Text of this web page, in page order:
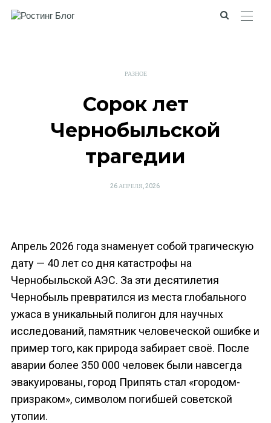
РАЗНОЕ
Сорок лет
Чернобыльской
трагедии
POSTED
26 АПРЕЛЯ, 2026
Апрель 2026 года знаменует собой трагическую
дату — 40 лет со дня катастрофы на
Чернобыльской АЭС. За эти десятилетия
Чернобыль превратился из места глобального
ужаса в уникальный полигон для научных
исследований, памятник человеческой ошибке и
пример того, как природа забирает своё. После
аварии более 350 000 человек были навсегда
эвакуированы, город Припять стал «городом-
призраком», символом погибшей советской
утопии.